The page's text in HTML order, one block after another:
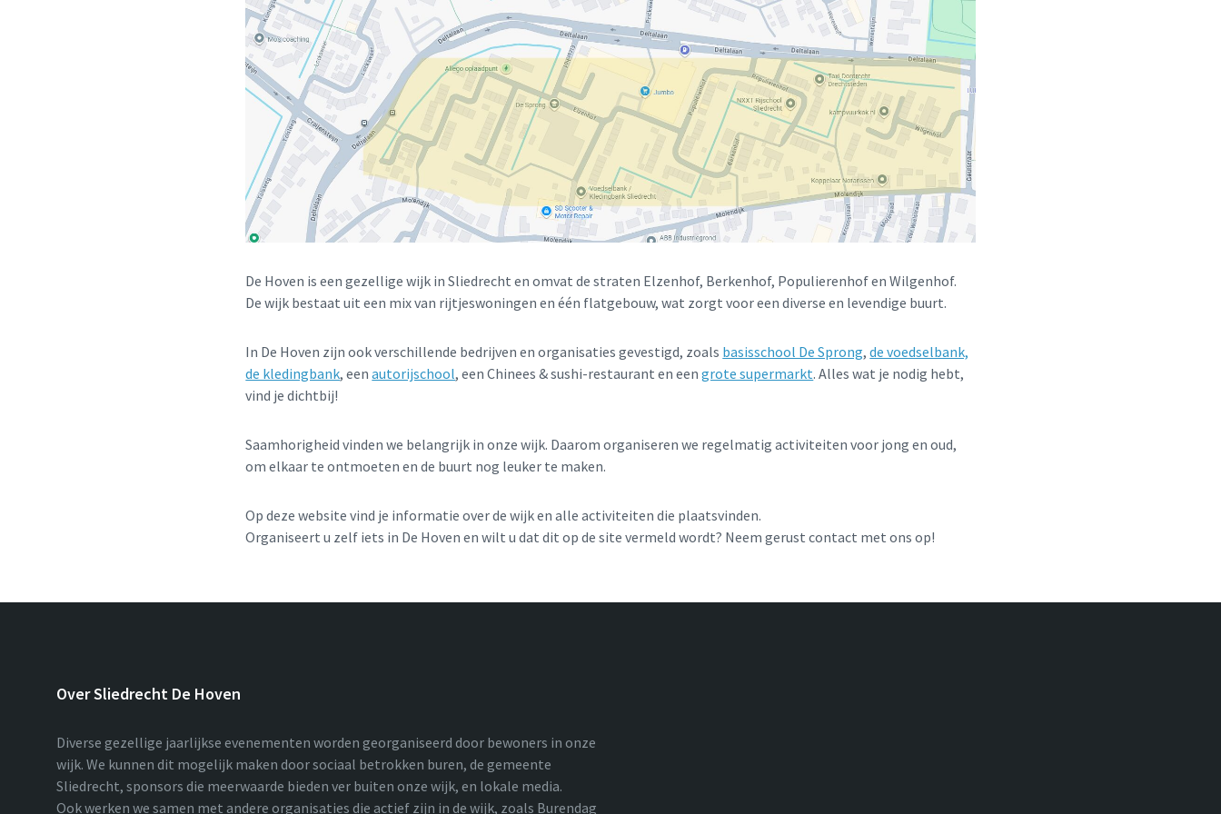
De Hoven is een gezellige wijk in Sliedrecht en omvat de straten Elzenhof, Berkenhof, Populierenhof en Wilgenhof.
De wijk bestaat uit een mix van rijtjeswoningen en één flatgebouw, wat zorgt voor een diverse en levendige buurt.
In De Hoven zijn ook verschillende bedrijven en organisaties gevestigd, zoals basisschool De Sprong,de voedselbank,
de kledingbank, eenautorijschool, een Chinees & sushi-restaurant en eengrote supermarkt. Alles wat je nodig hebt,
vind je dichtbij!
Saamhorigheid vinden we belangrijk in onze wijk. Daarom organiseren we regelmatig activiteiten voor jong en oud,
om elkaar te ontmoeten en de buurt nog leuker te maken.
Op deze website vind je informatie over de wijk en alle activiteiten die plaatsvinden.
Organiseert u zelf iets in De Hoven en wilt u dat dit op de site vermeld wordt? Neem gerust contact met ons op!
Over Sliedrecht De Hoven
Diverse gezellige jaarlijkse evenementen worden georganiseerd door bewoners in onze
wijk. We kunnen dit mogelijk maken door sociaal betrokken buren, de gemeente
Sliedrecht, sponsors die meerwaarde bieden ver buiten onze wijk, en lokale media.
Ook werken we samen met andere organisaties die actief zijn in de wijk, zoals Burendag